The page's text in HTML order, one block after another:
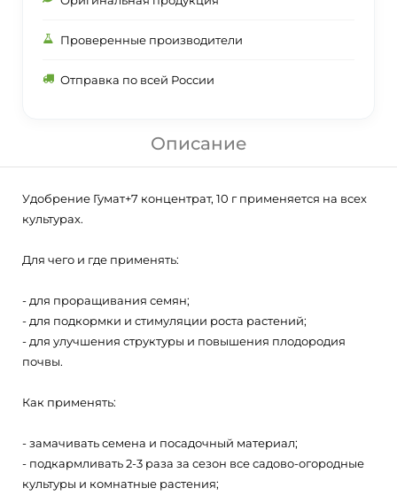
Проверенные производители
Отправка по всей России
Описание
Удобрение Гумат+7 концентрат, 10 г применяется на всех
культурах.
Для чего и где применять:
- для проращивания семян;
- для подкормки и стимуляции роста растений;
- для улучшения структуры и повышения плодородия
почвы.
Как применять:
- замачивать семена и посадочный материал;
- подкармливать 2-3 раза за сезон все садово-огородные
культуры и комнатные растения;